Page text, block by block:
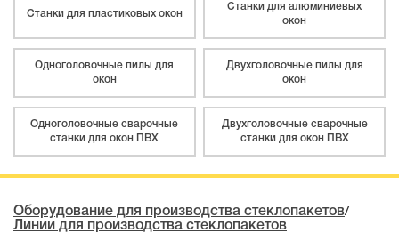
Станки для пластиковых окон
Станки для алюминиевых
окон
Одноголовочные пилы для
окон
Двухголовочные пилы для
окон
Одноголовочные сварочные
станки для окон ПВХ
Двухголовочные сварочные
станки для окон ПВХ
Оборудование для производства стеклопакетов/
Линии для производства стеклопакетов